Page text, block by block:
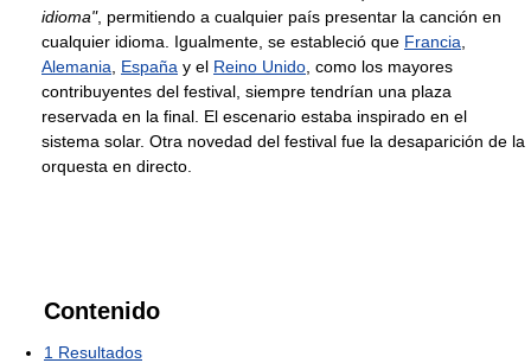
idioma", permitiendo a cualquier país presentar la canción en
cualquier idioma. Igualmente, se estableció que Francia
Alemania
España y el Reino Unido , como los mayores
contribuyentes del festival, siempre tendrían una plaza
reservada en la final. El escenario estaba inspirado en el
sistema solar. Otra novedad del festival fue la desaparición de la
orquesta en directo.
Contenido
1 Resultados